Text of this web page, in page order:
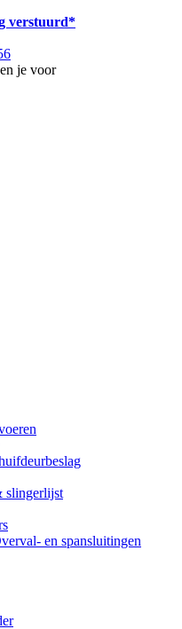
verstuurd*
je voor
slingerlijst
en spansluitingen